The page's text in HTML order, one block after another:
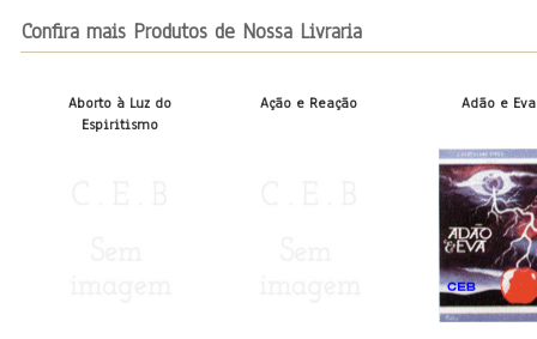
Confira mais Produtos de Nossa Livraria
Aborto à Luz do
Espiritismo
Ação e Reação Adão e Eva